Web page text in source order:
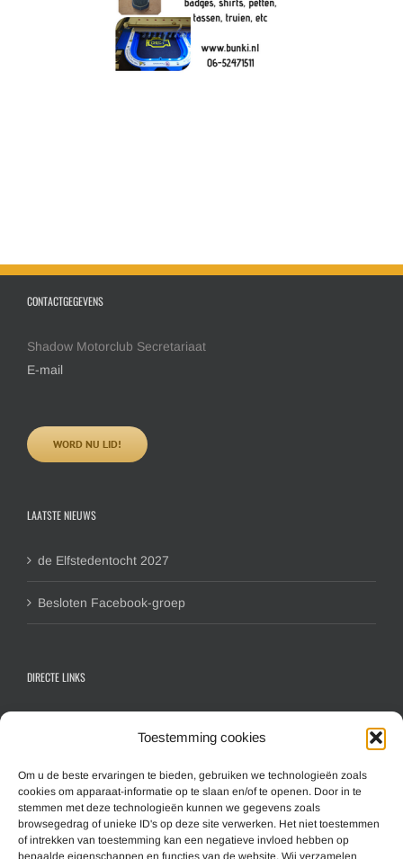
Toestemming cookies
Om u de beste ervaringen te bieden, gebruiken we technologieën zoals
cookies om apparaat-informatie op te slaan en/of te openen. Door in te
stemmen met deze technologieën kunnen we gegevens zoals
browsegedrag of unieke ID's op deze site verwerken. Het niet toestemmen
of intrekken van toestemming kan een negatieve invloed hebben op
bepaalde eigenschappen en functies van de website. Wij verzamelen
CONTACTGEGEVENS
Shadow Motorclub Secretariaat
E-mail
WORD NU LID!
LAATSTE NIEUWS
de Elfstedentocht 2027
Besloten Facebook-groep
DIRECTE LINKS
Inschrijfformulier hoofdlid
Inschrijfformulier gezinslid
Aanmelden nieuwsbrief